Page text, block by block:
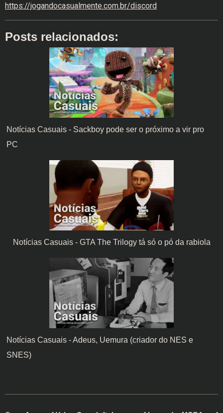
https://jogandocasualmente.com.br/discord
Posts relacionados:
Notícias Casuais - Sackboy pode ser o próximo a vir pro
PC
Notícias Casuais - GTA The Trilogy tá só o pó da rabiola
Notícias Casuais - Adeus, Uemura (criador do NES e
SNES)